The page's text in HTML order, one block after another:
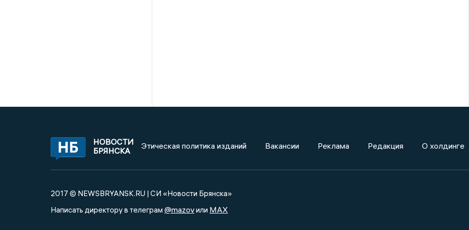
НОВОСТИ
БРЯНСКА
Этическая политика изданий Вакансии Реклама Редакция О холдинге
2017 © NEWSBRYANSK.RU | СИ «Новости Брянска»
Написать директору в телеграм @mazovили MAX